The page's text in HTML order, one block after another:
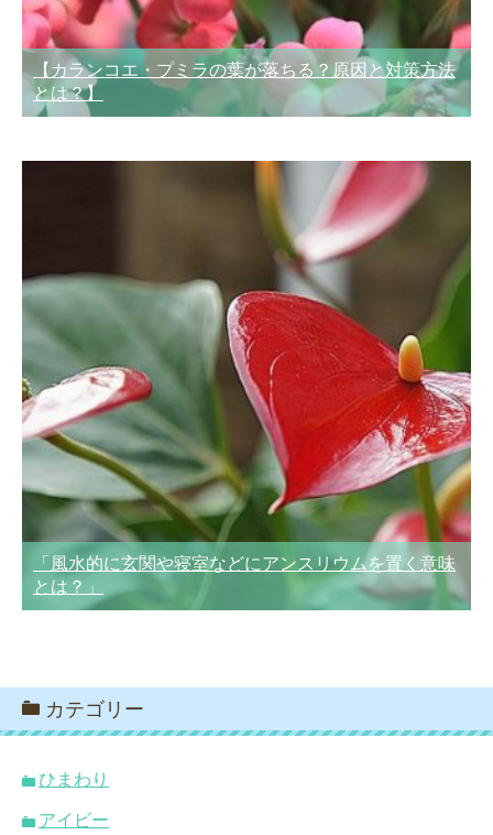
【カランコエ・プミラの葉が落ちる？原因と対策方法
とは？】
「風水的に玄関や寝室などにアンスリウムを置く意味
とは？」
カテゴリー
ひまわり
アイビー